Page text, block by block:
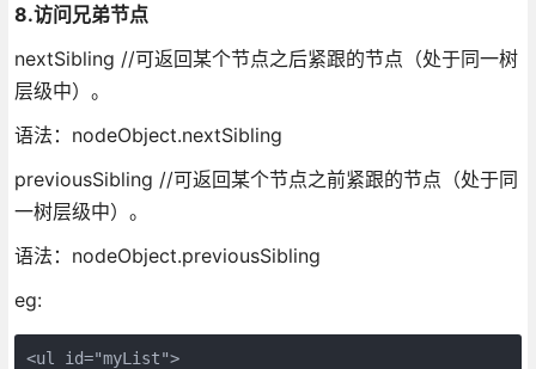
8.访问兄弟节点
nextSibling //可返回某个节点之后紧跟的节点（处于同一树
层级中）。
语法：nodeObject.nextSibling
previousSibling //可返回某个节点之前紧跟的节点（处于同
一树层级中）。
语法：nodeObject.previousSibling
eg:
<ul id="myList">